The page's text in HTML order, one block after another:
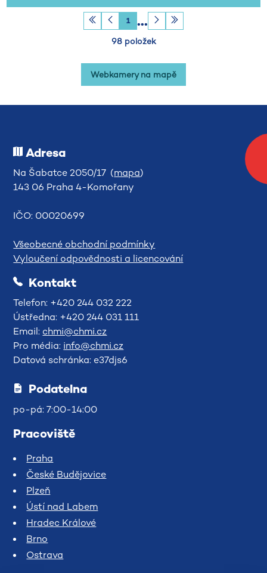
1
98 položek
Webkamery na mapě
Adresa
Na Šabatce 2050/17 (mapa)
143 06 Praha 4-Komořany
IČO: 00020699
Všeobecné obchodní podmínky
Vyloučení odpovědnosti a licencování
Kontakt
Telefon: +420 244 032 222
Ústředna: +420 244 031 111
Email: chmi@chmi.cz
Pro média: info@chmi.cz
Datová schránka: e37djs6
Podatelna
po-pá: 7:00-14:00
Pracoviště
Praha
České Budějovice
Plzeň
Ústí nad Labem
Hradec Králové
Brno
Ostrava